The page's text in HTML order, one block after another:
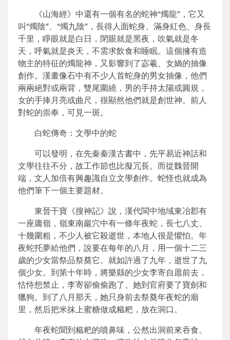
《山海經》中還有一個有名的蛇神“燭龍”，它又
叫“燭陰”、“燭九陰”，長得人面蛇身、滿身紅色、身長
千里，睜眼就是白日，閉眼就是黑夜，吹氣就是冬
天，呼氣就是炎天，不需求飲食和睡眠。這個擁有造
物主的特征的燭龍神，又影響到了宓羲、女媧的抽像
創作。漢畫像石中有不少人首蛇身的男女抽像，他們
兩兩絕對或兩背，雙尾圍繞，男的手持太陽或圓規，
女的手捧月亮或曲尺，很顯然他們就是創世神。前人
對蛇的崇奉，可見一斑。
白蛇傳奇：文學中的蛇
可以發明，在先秦秦漢古書中，先平易近神話和
文學往往不分，故工作節也比擬冗長。而從魏晉開
端，文人加倍有興趣識自立文學創作。蛇怪也就成為
他們筆下一個主要題材。
東晉干寶《搜神記》說，漢代閩中地域東冶郡有
一座庸嶺，嶺東南巖穴中有一條年夜蛇，長七八丈、
十幾圍粗，不少人被它殺逝世，本地人很是懼怕。年
夜蛇托夢給他們，說要在每年的八月，用一個十二三
歲的少女當祭品祭奠它。就如許過了九年，逝世了九
個少女。到第十年時，將樂縣的少女李寄自愿前去，
怙恃想禁止，李寄卻偷偷跑了。她到官府要了寶劍和
獵狗。到了八月那天，她只身前去祭奠年夜蛇的廟
里，然后把米抹上蜜糖做成糍粑，放在洞口。
年夜蛇聞到糍粑的噴鼻味，公然出洞前來吞食。